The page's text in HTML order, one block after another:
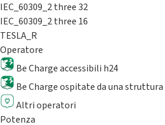
IEC_60309_2 three 32
IEC_60309_2 three 16
TESLA_R
Operatore
Be Charge accessibili h24
Be Charge ospitate da una
Altri operatori
Potenza